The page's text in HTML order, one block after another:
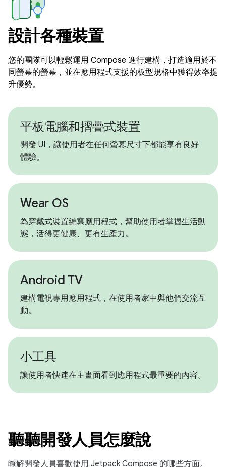
設計各種裝置
您的團隊可以輕鬆運用 Compose 進行建構，打造適用於不
同螢幕的螢幕，並在應用程式支援的板型規格中獲得效率提
升優勢。
平板電腦和摺疊式裝置
開發 UI，讓使用者在任何螢幕尺寸下都能享有良好
體驗。
Wear OS
為穿戴式裝置編寫應用程式，幫助使用者掌握生活動
態，活得更健康、更有生產力。
Android TV
建構電視專用應用程式，在使用者家中與他們交流互
動。
小工具
讓使用者快速在主畫面看到應用程式最重要的內容。
聽聽開發人員怎麼說
瞭解開發人員喜歡使用 Jetpack Compose 的哪些方面。